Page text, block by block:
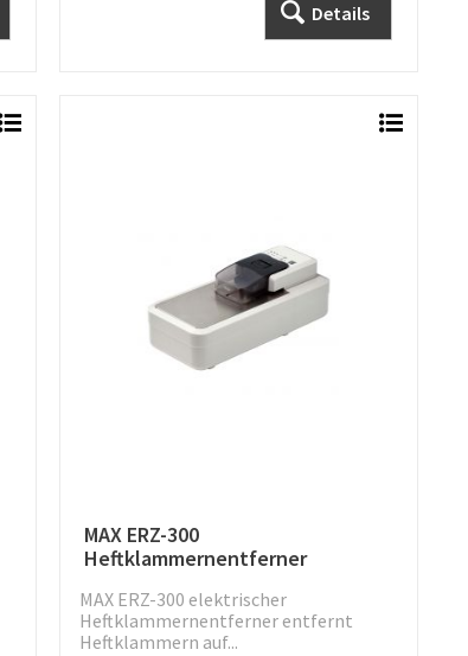
Details
MAX ERZ-300
Heftklammernentferner
MAX ERZ-300 elektrischer
Heftklammernentferner entfernt
Heftklammern auf...